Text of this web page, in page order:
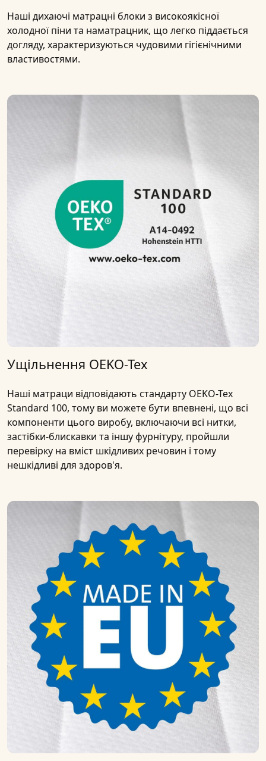
Наші дихаючі матрацні блоки з високоякісної
холодної піни та наматрацник, що легко піддається
догляду, характеризуються чудовими гігієнічними
властивостями.
Ущільнення OEKO-Tex
Наші матраци відповідають стандарту OEKO-Tex
Standard 100, тому ви можете бути впевнені, що всі
компоненти цього виробу, включаючи всі нитки,
застібки-блискавки та іншу фурнітуру, пройшли
перевірку на вміст шкідливих речовин і тому
нешкідливі для здоров'я.